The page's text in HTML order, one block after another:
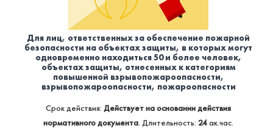
Для лиц, ответственных за обеспечение пожарной
безопасности на объектах защиты, в которых могут
одновременно находиться 50 и более человек,
объектах защиты, отнесенных к категориям
повышенной взрывопожароопасности,
взрывопожароопасности, пожароопасности
Срок действия: Действует на основании действия
нормативного документа. Длительность: 24ак.час.